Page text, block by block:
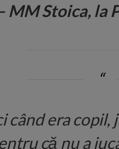
MM Stoica, la
când era
că nu a